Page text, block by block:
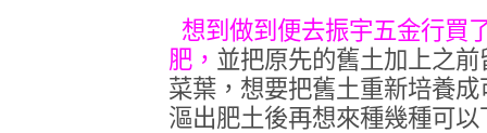
想到做到便去振宇五金行買
肥， 並把原先的舊土加上之
菜葉，想要把舊土重新培養
漚出肥土後再想來種幾種可